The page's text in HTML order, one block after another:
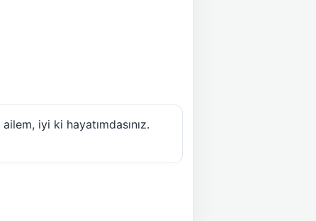
ailem, iyi ki hayatımdasınız.